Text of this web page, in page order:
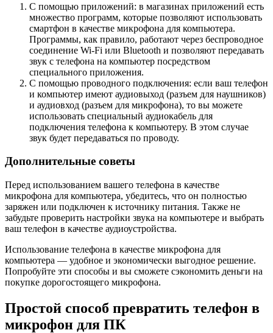
С помощью приложений: в магазинах приложений есть
множество программ, которые позволяют использовать
смартфон в качестве микрофона для компьютера.
Программы, как правило, работают через беспроводное
соединение Wi-Fi или Bluetooth и позволяют передавать
звук с телефона на компьютер посредством
специального приложения.
С помощью проводного подключения: если ваш телефон
и компьютер имеют аудиовыход (разъем для наушников)
и аудиовход (разъем для микрофона), то вы можете
использовать специальный аудиокабель для
подключения телефона к компьютеру. В этом случае
звук будет передаваться по проводу.
Дополнительные советы
Перед использованием вашего телефона в качестве
микрофона для компьютера, убедитесь, что он полностью
заряжен или подключен к источнику питания. Также не
забудьте проверить настройки звука на компьютере и выбрать
ваш телефон в качестве аудиоустройства.
Использование телефона в качестве микрофона для
компьютера — удобное и экономически выгодное решение.
Попробуйте эти способы и вы сможете сэкономить деньги на
покупке дорогостоящего микрофона.
Простой способ превратить телефон в
микрофон для ПК